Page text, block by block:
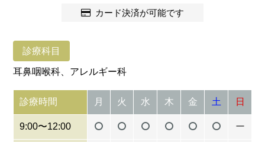
カード決済が可能です
診療科目
耳鼻咽喉科、アレルギー科
診療時間 月 火 水 木 金 土 日
9:00〜12:00 ー